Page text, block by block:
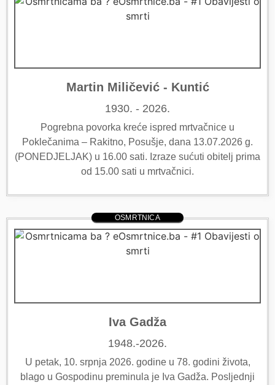
Martin Miličević - Kuntić
1930. - 2026.
Pogrebna povorka kreće ispred mrtvačnice u
Poklečanima – Rakitno, Posušje, dana 13.07.2026 g.
(PONEDJELJAK) u 16.00 sati. Izraze sućuti obitelj prima
od 15.00 sati u mrtvačnici.
OSMRTNICA
Iva Gadža
1948.-2026.
U petak, 10. srpnja 2026. godine u 78. godini života,
blago u Gospodinu preminula je Iva Gadža. Posljednji